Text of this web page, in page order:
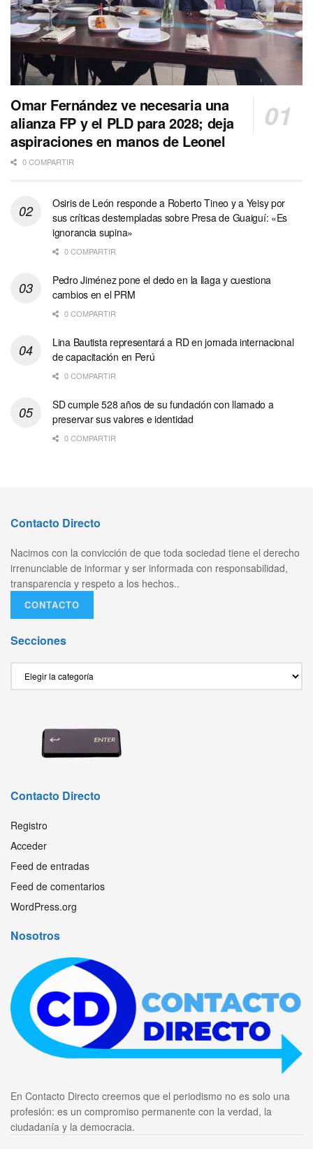
Omar Fernández ve necesaria una
alianza FP y el PLD para 2028; deja
aspiraciones en manos de Leonel
0 COMPARTIR
Osiris de León responde a Roberto Tineo y a Yeisy por
sus críticas destempladas sobre Presa de Guaiguí: «Es
ignorancia supina»
0 COMPARTIR
Pedro Jiménez pone el dedo en la llaga y cuestiona
cambios en el PRM
0 COMPARTIR
Lina Bautista representará a RD en jornada internacional
de capacitación en Perú
0 COMPARTIR
SD cumple 528 años de su fundación con llamado a
preservar sus valores e identidad
0 COMPARTIR
Contacto Directo
Nacimos con la convicción de que toda sociedad tiene el derecho
irrenunciable de informar y ser informada con responsabilidad,
transparencia y respeto a los hechos..
CONTACTO
Secciones
Contacto Directo
Registro
Acceder
Feed de entradas
Feed de comentarios
WordPress.org
Nosotros
En Contacto Directo creemos que el periodismo no es solo una
profesión: es un compromiso permanente con la verdad, la
ciudadanía y la democracia.